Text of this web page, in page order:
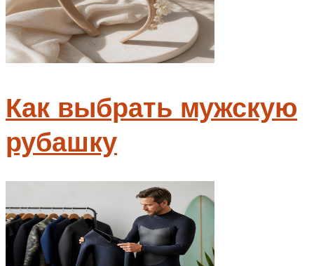
Как выбрать мужскую
рубашку